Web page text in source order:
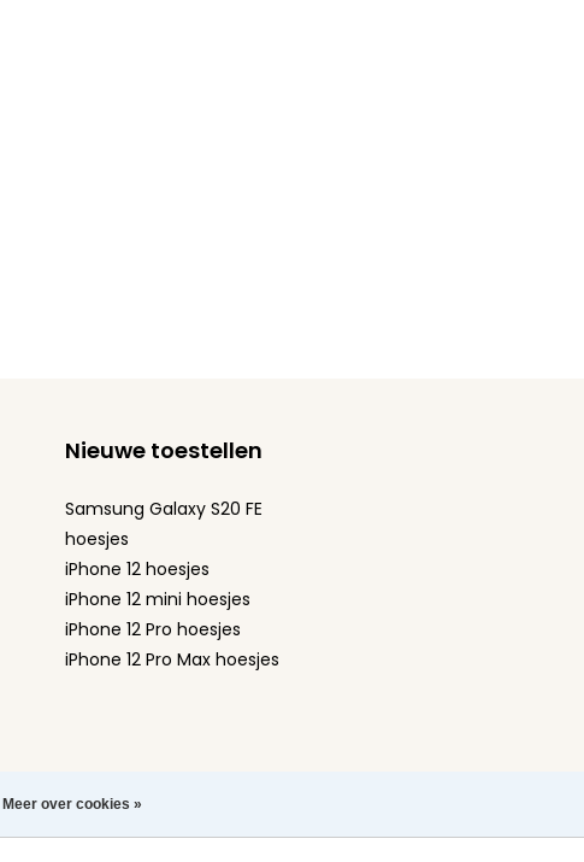
Nieuwe toestellen
Samsung Galaxy S20 FE
hoesjes
iPhone 12 hoesjes
iPhone 12 mini hoesjes
iPhone 12 Pro hoesjes
iPhone 12 Pro Max hoesjes
Meer over cookies »